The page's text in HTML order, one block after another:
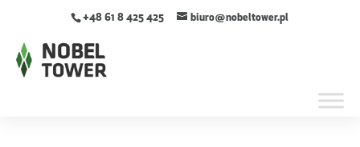
+48 61 8 425 425 biuro@nobeltower.pl